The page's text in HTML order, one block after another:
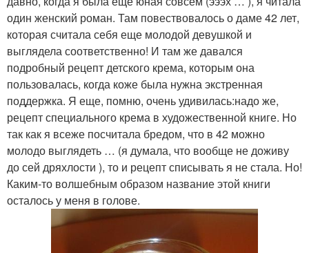
один женский роман. Там повествовалось о даме 42 лет,
которая считала себя еще молодой девушкой и
выглядела соответственно! И там же давался
подробный рецепт детского крема, которым она
пользовалась, когда коже была нужна экстренная
поддержка. Я еще, помню, очень удивилась:надо же,
рецепт специального крема в художественной книге. Но
так как я всеже посчитала бредом, что в 42 можно
молодо выглядеть … (я думала, что вообще не доживу
до сей дряхлости ), то и рецепт списывать я не стала. Но!
Каким-то волшебным образом название этой книги
осталось у меня в голове.